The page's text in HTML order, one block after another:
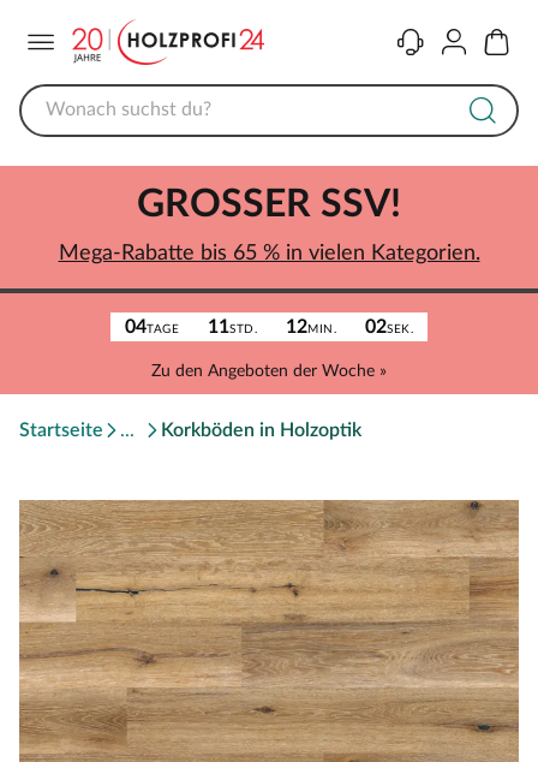
KontaktKonto
04TAGE 11STD. 12MIN. 02SEK.
Zu den Angeboten der Woche »
GROSSER SSV!
Mega-Rabatte bis 65 % in vielen Kategorien.
Startseite Korkböden in Holzoptik